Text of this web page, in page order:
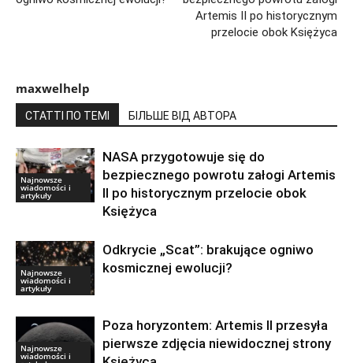
Artemis II po historycznym
przelocie obok Księżyca
maxwelhelp
СТАТТІ ПО ТЕМІ БІЛЬШЕ ВІД АВТОРА
Najnowsze
wiadomości i
artykuły
NASA przygotowuje się do
bezpiecznego powrotu załogi Artemis
II po historycznym przelocie obok
Księżyca
Najnowsze
wiadomości i
artykuły
Odkrycie „Scat”: brakujące ogniwo
kosmicznej ewolucji?
Najnowsze
wiadomości i
Poza horyzontem: Artemis II przesyła
pierwsze zdjęcia niewidocznej strony